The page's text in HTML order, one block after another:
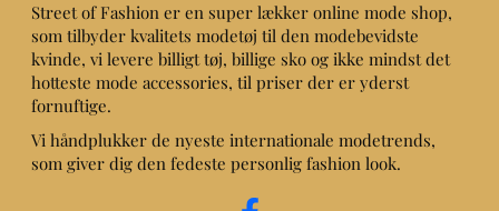
Street of Fashion er en super lækker online mode shop,
som tilbyder kvalitets modetøj til den modebevidste
kvinde, vi levere billigt tøj, billige sko og ikke mindst det
hotteste mode accessories, til priser der er yderst
fornuftige.
Vi håndplukker de nyeste internationale modetrends,
som giver dig den fedeste personlig fashion look.